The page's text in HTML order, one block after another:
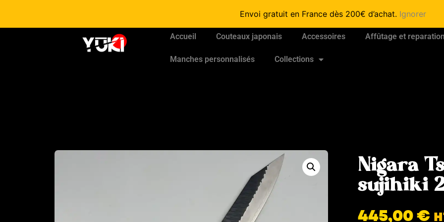
Envoi gratuit en France dès 200€ d’achat. Ignorer
Accueil Couteaux japonais Accessoires Affûtage et reparation
Manches personnalisés Collections
Nigara
sujihiki
445,00€